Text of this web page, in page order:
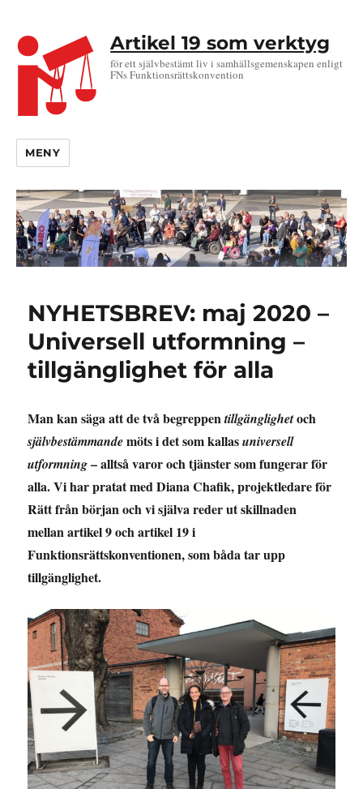
Artikel 19 som verktyg
för ett självbestämt liv i samhällsgemenskapen enligt
FNs Funktionsrättskonvention
MENY
NYHETSBREV: maj 2020 –
Universell utformning –
tillgänglighet för alla
Man kan säga att de två begreppentillgänglighetoch
självbestämmandemöts i det som kallasuniversell
utformning– alltså varor och tjänster som fungerar för
alla. Vi har pratat med Diana Chafik, projektledare för
Rätt från början och vi själva reder ut skillnaden
mellan artikel 9 och artikel 19 i
Funktionsrättskonventionen, som båda tar upp
tillgänglighet.